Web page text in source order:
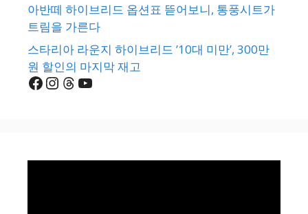
아반떼 하이브리드 옵션표 뜯어보니, 통풍시트가
트림을 가른다
스타리아 라운지 하이브리드 ’10대 미만’, 300만
원 할인의 마지막 재고
Facebook
Instagram
Threads
YouTube